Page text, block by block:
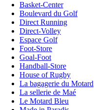
Basket-Center
Boulevard du Golf
Direct Running
Direct-Volley
Espace Golf
Foot-Store
Goal-Foot
Handball-Store
House of Rugby
La bagagerie du Motard
La sellerie de Maé
Le Motard Bleu